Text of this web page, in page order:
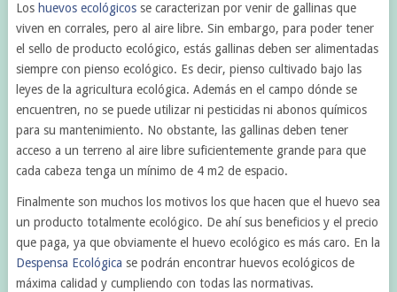
Los huevos ecológicosse caracterizan por venir de gallinas que
viven en corrales, pero al aire libre. Sin embargo, para poder tener
el sello de producto ecológico, estás gallinas deben ser alimentadas
siempre con pienso ecológico. Es decir, pienso cultivado bajo las
leyes de la agricultura ecológica. Además en el campo dónde se
encuentren, no se puede utilizar ni pesticidas ni abonos químicos
para su mantenimiento. No obstante, las gallinas deben tener
acceso a un terreno al aire libre suficientemente grande para que
cada cabeza tenga un mínimo de 4 m2 de espacio.
Finalmente son muchos los motivos los que hacen que el huevo sea
un producto totalmente ecológico. De ahí sus beneficios y el precio
que paga, ya que obviamente el huevo ecológico es más caro. En la
Despensa Ecológica se podrán encontrar huevos ecológicos de
máxima calidad y cumpliendo con todas las normativas.